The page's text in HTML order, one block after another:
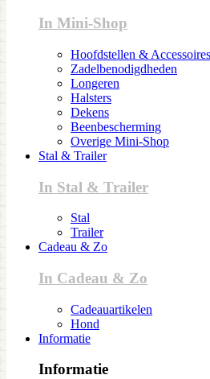
In Mini-Shop
Hoofdstellen & Accessoires
Zadelbenodigdheden
Longeren
Halsters
Dekens
Beenbescherming
Overige Mini-Shop
Stal & Trailer
In Stal & Trailer
Stal
Trailer
Cadeau & Zo
In Cadeau & Zo
Cadeauartikelen
Hond
Informatie
Informatie